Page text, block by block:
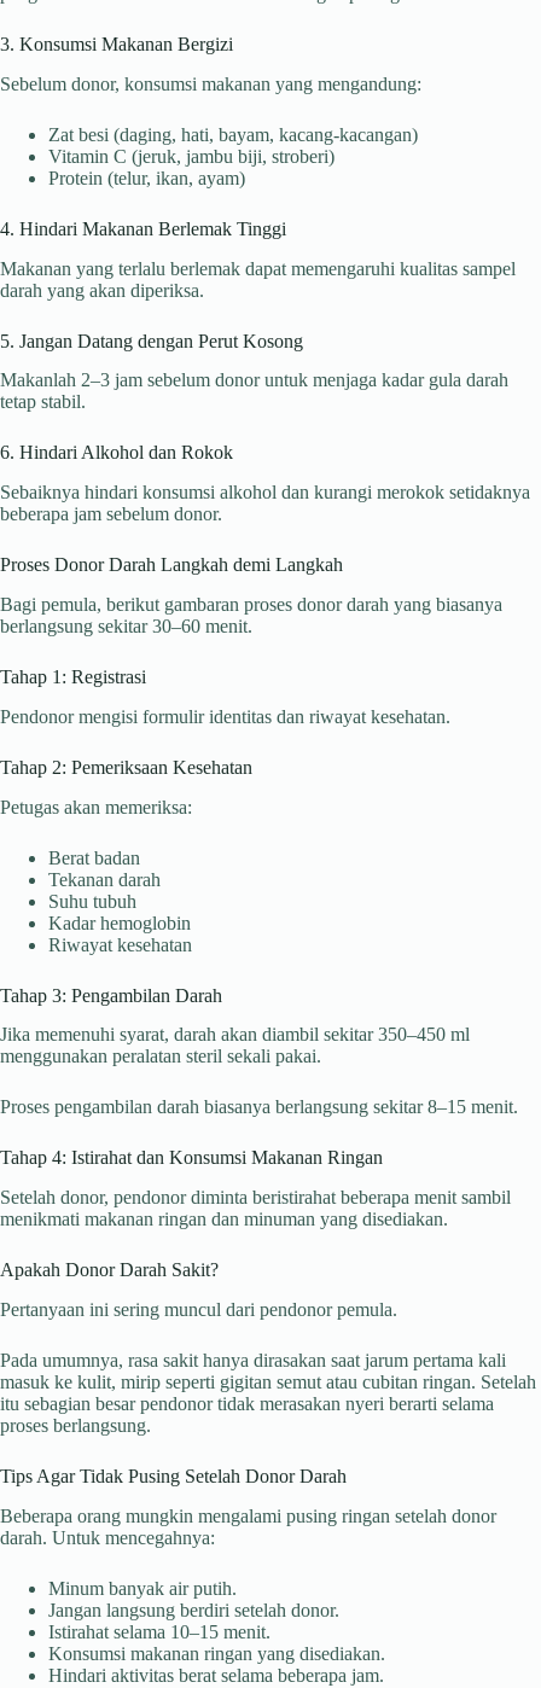
3. Konsumsi Makanan Bergizi
Sebelum donor, konsumsi makanan yang mengandung:
Zat besi (daging, hati, bayam, kacang-kacangan)
Vitamin C (jeruk, jambu biji, stroberi)
Protein (telur, ikan, ayam)
4. Hindari Makanan Berlemak Tinggi
Makanan yang terlalu berlemak dapat memengaruhi kualitas sampel
darah yang akan diperiksa.
5. Jangan Datang dengan Perut Kosong
Makanlah 2–3 jam sebelum donor untuk menjaga kadar gula darah
tetap stabil.
6. Hindari Alkohol dan Rokok
Sebaiknya hindari konsumsi alkohol dan kurangi merokok setidaknya
beberapa jam sebelum donor.
Proses Donor Darah Langkah demi Langkah
Bagi pemula, berikut gambaran proses donor darah yang biasanya
berlangsung sekitar 30–60 menit.
Tahap 1: Registrasi
Pendonor mengisi formulir identitas dan riwayat kesehatan.
Tahap 2: Pemeriksaan Kesehatan
Petugas akan memeriksa:
Berat badan
Tekanan darah
Suhu tubuh
Kadar hemoglobin
Riwayat kesehatan
Tahap 3: Pengambilan Darah
Jika memenuhi syarat, darah akan diambil sekitar 350–450 ml
menggunakan peralatan steril sekali pakai.
Proses pengambilan darah biasanya berlangsung sekitar 8–15 menit.
Tahap 4: Istirahat dan Konsumsi Makanan Ringan
Setelah donor, pendonor diminta beristirahat beberapa menit sambil
menikmati makanan ringan dan minuman yang disediakan.
Apakah Donor Darah Sakit?
Pertanyaan ini sering muncul dari pendonor pemula.
Pada umumnya, rasa sakit hanya dirasakan saat jarum pertama kali
masuk ke kulit, mirip seperti gigitan semut atau cubitan ringan. Setelah
itu sebagian besar pendonor tidak merasakan nyeri berarti selama
proses berlangsung.
Tips Agar Tidak Pusing Setelah Donor Darah
Beberapa orang mungkin mengalami pusing ringan setelah donor
darah. Untuk mencegahnya:
Minum banyak air putih.
Jangan langsung berdiri setelah donor.
Istirahat selama 10–15 menit.
Konsumsi makanan ringan yang disediakan.
Hindari aktivitas berat selama beberapa jam.